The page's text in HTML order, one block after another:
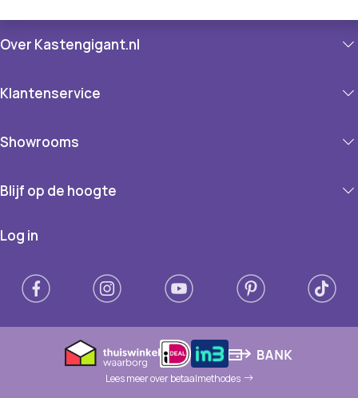
Over Kastengigant.nl
Klantenservice
Showrooms
Blijf op de hoogte
Log in
Lees meer over betaalmethodes